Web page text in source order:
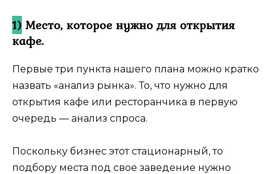
1) Место, которое нужно для открытия
кафе.
Первые три пункта нашего плана можно кратко
назвать «анализ рынка». То, что нужно для
открытия кафе или ресторанчика в первую
очередь — анализ спроса.
Поскольку бизнес этот стационарный, то
подбору места под свое заведение нужно